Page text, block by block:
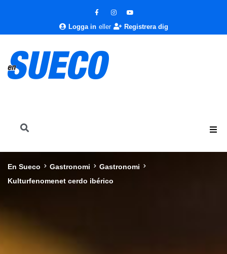
Logga in eller Registrera dig
En Sueco Gastronomi
Gastronomi
Kulturfenomenet cerdo ibérico